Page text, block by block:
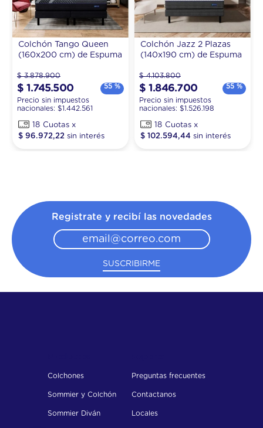
Colchón Tango Queen
(160x200 cm) de Espuma
$ 3.878.900
$ 1.745.500
55 %
Precio sin impuestos
nacionales: $1.442.561
18
$ 96.972,22
Colchón Jazz 2 Plazas
(140x190 cm) de Espuma
$ 4.103.800
$ 1.846.700
55 %
Precio sin impuestos
nacionales: $1.526.198
18
$ 102.594,44
Registrate y recibí las novedades
SUSCRIBIRME
Colchones
Sommier y Colchón
Sommier Diván
Preguntas frecuentes
Contactanos
Locales